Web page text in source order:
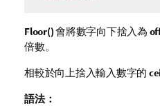
Floor()會將數字向下捨入為
倍數。
相較於向上捨入輸入數字的
語法：